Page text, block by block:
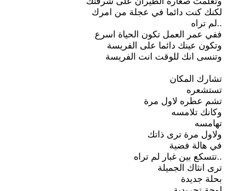
لكنك كنت دائما في عجلة من امرك
..لم تراه
ففي عمر العمل تكون الحياة اسرع
وتكون عينك دائما على الفريسة
وتنسى انك للوقت انت الفريسة
تشارك المكان
تستشعره
تشم عطره لاول مرة
وكانك تلامسه
تهامسه
ولاول مرة ترى ذاتك
في هالة فضية
..تتسكع بين غبار لم تراه
ترى انثاك الجميلة
بحلة جديدة